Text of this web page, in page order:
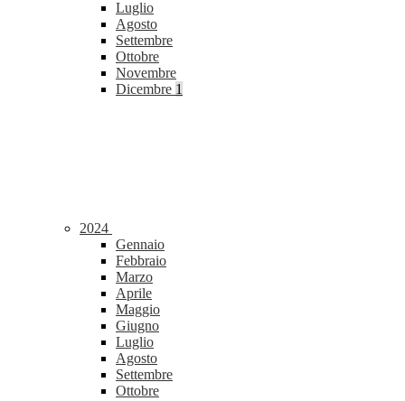
Luglio
Agosto
Settembre
Ottobre
Novembre
Dicembre 1
2024
Gennaio
Febbraio
Marzo
Aprile
Maggio
Giugno
Luglio
Agosto
Settembre
Ottobre